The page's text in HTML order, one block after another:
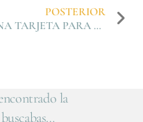
POSTERIOR
UNA TARJETA PARA DAR LAS GRACIAS
la